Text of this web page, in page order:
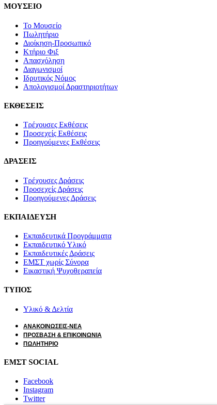
ΜΟΥΣΕΙΟ
Το Μουσείο
Πωλητήριο
Διοίκηση-Προσωπικό
Κτήριο Φιξ
Απασχόληση
Διαγωνισμοί
Ιδρυτικός Νόμος
Απολογισμοί Δραστηριοτήτων
ΕΚΘΕΣΕΙΣ
Τρέχουσες Εκθέσεις
Προσεχείς Εκθέσεις
Προηγούμενες Εκθέσεις
ΔΡΑΣΕΙΣ
Τρέχουσες Δράσεις
Προσεχείς Δράσεις
Προηγούμενες Δράσεις
ΕΚΠΑΙΔΕΥΣΗ
Εκπαιδευτικά Προγράμματα
Εκπαιδευτικό Υλικό
Εκπαιδευτικές Δράσεις
ΕΜΣΤ χωρίς Σύνορα
Εικαστική Ψυχοθεραπεία
ΤΥΠΟΣ
Υλικό & Δελτία
ΑΝΑΚΟΙΝΩΣΕΙΣ-ΝΕΑ
ΠΡΟΣΒΑΣΗ & ΕΠΙΚΟΙΝΩΝΙΑ
ΠΩΛΗΤΗΡΙΟ
ΕΜΣΤ SOCIAL
Facebook
Instagram
Twitter